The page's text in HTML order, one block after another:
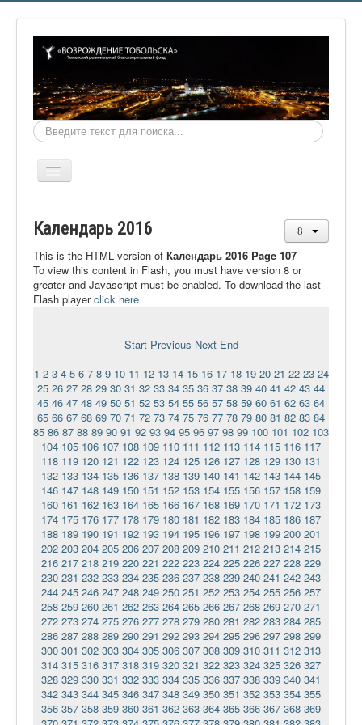
Искать...
Включить/
О фонде
Онлайн библиотека
Видеоматериалы
Сайт проекта Достоевский
Ермаковополе.рф
Календарь 2016
This is the HTML version of Календарь 2016 Page 107
To view this content in Flash, you must have version 8 or
greater and Javascript must be enabled. To download the last
Flash playerclick here
Start Previous Next End
1 2 3 4 5 6 7 8 9 10 11 12 13 14 15 16 17 18 19 20 21 22 23 24
25 26 27 28 29 30 31 32 33 34 35 36 37 38 39 40 41 42 43 44
45 46 47 48 49 50 51 52 53 54 55 56 57 58 59 60 61 62 63 64
65 66 67 68 69 70 71 72 73 74 75 76 77 78 79 80 81 82 83 84
85 86 87 88 89 90 91 92 93 94 95 96 97 98 99 100 101 102 103
104 105 106 107 108 109 110 111 112 113 114 115 116 117
118 119 120 121 122 123 124 125 126 127 128 129 130 131
132 133 134 135 136 137 138 139 140 141 142 143 144 145
146 147 148 149 150 151 152 153 154 155 156 157 158 159
160 161 162 163 164 165 166 167 168 169 170 171 172 173
174 175 176 177 178 179 180 181 182 183 184 185 186 187
188 189 190 191 192 193 194 195 196 197 198 199 200 201
202 203 204 205 206 207 208 209 210 211 212 213 214 215
216 217 218 219 220 221 222 223 224 225 226 227 228 229
230 231 232 233 234 235 236 237 238 239 240 241 242 243
244 245 246 247 248 249 250 251 252 253 254 255 256 257
258 259 260 261 262 263 264 265 266 267 268 269 270 271
272 273 274 275 276 277 278 279 280 281 282 283 284 285
286 287 288 289 290 291 292 293 294 295 296 297 298 299
300 301 302 303 304 305 306 307 308 309 310 311 312 313
314 315 316 317 318 319 320 321 322 323 324 325 326 327
328 329 330 331 332 333 334 335 336 337 338 339 340 341
342 343 344 345 346 347 348 349 350 351 352 353 354 355
356 357 358 359 360 361 362 363 364 365 366 367 368 369